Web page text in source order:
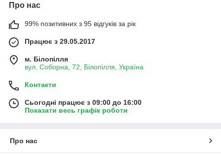
Про нас
99% позитивних з 95 відгуків за рік
Працює з 29.05.2017
м. Білопілля
вул. Соборна, 72, Білопілля, Україна
Контакти
Сьогодні працює з 09:00 до 16:00
Показати весь графік роботи
Про нас